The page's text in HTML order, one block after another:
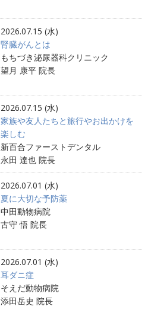
2026.07.15 (水)
腎臓がんとは
もちづき泌尿器科クリニック
望月 康平 院長
2026.07.15 (水)
家族や友人たちと旅行やお出かけを
楽しむ
新百合ファーストデンタル
永田 達也 院長
2026.07.01 (水)
夏に大切な予防薬
中田動物病院
古守 悟 院長
2026.07.01 (水)
耳ダニ症
そえだ動物病院
添田岳史 院長